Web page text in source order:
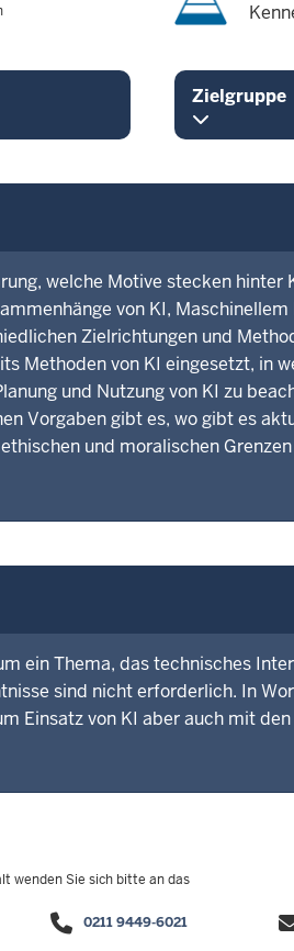
Zielgruppe
welche Motive stecken hinter
von KI,
Zielrichtungen und
Methoden von KI eingesetzt, in
und Nutzung von KI zu
Vorgaben gibt es, wo gibt es
und moralischen Grenzen
ein Thema, das technisches
sind nicht erforderlich. In
Einsatz von KI aber auch mit
wenden Sie sich bitte an das
0211 9449-6021